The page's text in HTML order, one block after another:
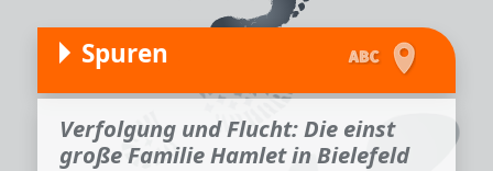
Spuren
Verfolgung und Flucht: Die einst
große Familie Hamlet in Bielefeld